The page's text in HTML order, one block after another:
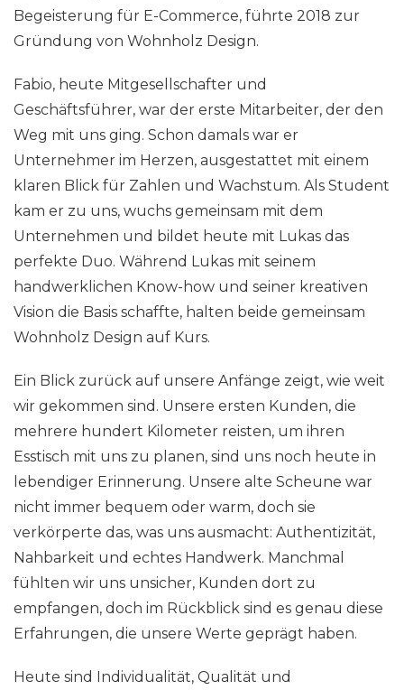
Begeisterung für E-Commerce, führte 2018 zur
Gründung von Wohnholz Design.
Fabio, heute Mitgesellschafter und
Geschäftsführer, war der erste Mitarbeiter, der den
Weg mit uns ging. Schon damals war er
Unternehmer im Herzen, ausgestattet mit einem
klaren Blick für Zahlen und Wachstum. Als Student
kam er zu uns, wuchs gemeinsam mit dem
Unternehmen und bildet heute mit Lukas das
perfekte Duo. Während Lukas mit seinem
handwerklichen Know-how und seiner kreativen
Vision die Basis schaffte, halten beide gemeinsam
Wohnholz Design auf Kurs.
Ein Blick zurück auf unsere Anfänge zeigt, wie weit
wir gekommen sind. Unsere ersten Kunden, die
mehrere hundert Kilometer reisten, um ihren
Esstisch mit uns zu planen, sind uns noch heute in
lebendiger Erinnerung. Unsere alte Scheune war
nicht immer bequem oder warm, doch sie
verkörperte das, was uns ausmacht: Authentizität,
Nahbarkeit und echtes Handwerk. Manchmal
fühlten wir uns unsicher, Kunden dort zu
empfangen, doch im Rückblick sind es genau diese
Erfahrungen, die unsere Werte geprägt haben.
Heute sind Individualität, Qualität und